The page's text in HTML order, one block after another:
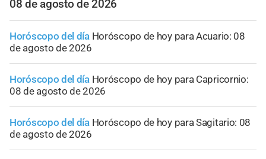
08 de agosto de 2026
Horóscopo del día Horóscopo de hoy para Acuario: 08
de agosto de 2026
Horóscopo del día Horóscopo de hoy para Capricornio:
08 de agosto de 2026
Horóscopo del día Horóscopo de hoy para Sagitario: 08
de agosto de 2026